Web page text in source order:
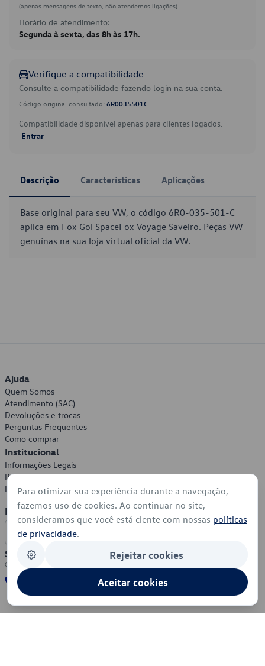
(apenas mensagens de texto, não atendemos ligações)
Horário de atendimento:
Segunda à sexta, das 8h às 17h.
Verifique a compatibilidade
Consulte a compatibilidade fazendo login na sua conta.
Código original consultado: 6R0035501C
Compatibilidade disponível apenas para clientes logados.
Entrar
Descrição Características Aplicações
Base original para seu VW, o código 6R0-035-501-C
aplica em Fox Gol SpaceFox Voyage Saveiro. Peças VW
genuínas na sua loja virtual oficial da VW.
Ajuda
Quem Somos
Atendimento (SAC)
Devoluções e trocas
Perguntas Frequentes
Como comprar
Institucional
Informações Legais
Política de Privacidade
Política de Cookies
Formas de Pagamento
Segurança
Para otimizar sua experiência durante a navegação,
fazemos uso de cookies. Ao continuar no site,
consideramos que você está ciente com nossas políticas
de privacidade.
Rejeitar cookies
Aceitar cookies